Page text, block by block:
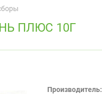
ПЛЮС 10Г
Производитель: